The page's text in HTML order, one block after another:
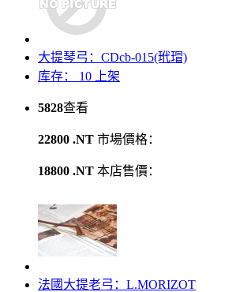
大提琴弓：CDcb-015(玳瑁)
库存： 10
上架
5828查看
22800 .NT 市場價格：
18800 .NT 本店售價：
法國大提老弓：L.MORIZOT